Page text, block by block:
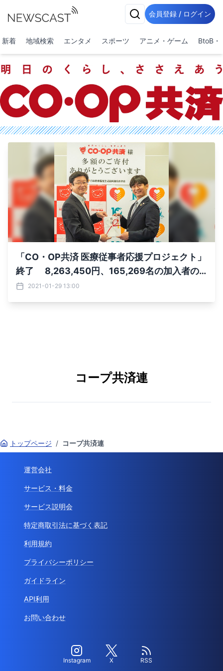
会員登録 / ログイン
新着 地域検索 エンタメ スポーツ アニメ・ゲーム BtoB・
「CO・OP共済 医療従事者応援プロジェクト」
終了 8,263,450円、165,269名の加入者の
想いをお届けしました！
2021-01-29 13:00
コープ共済連
トップページ / コープ共済連
運営会社
サービス・料金
サービス説明会
特定商取引法に基づく表記
利用規約
プライバシーポリシー
ガイドライン
API利用
お問い合わせ
Instagram X RSS